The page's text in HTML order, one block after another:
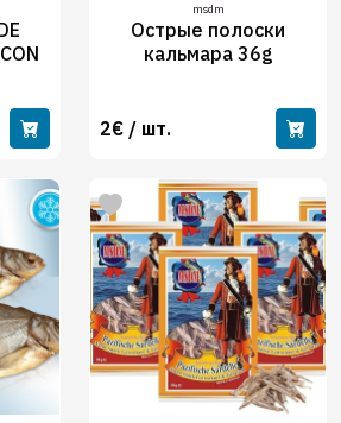
msdm
Острые полоски
кальмара 36g
2€ / шт.